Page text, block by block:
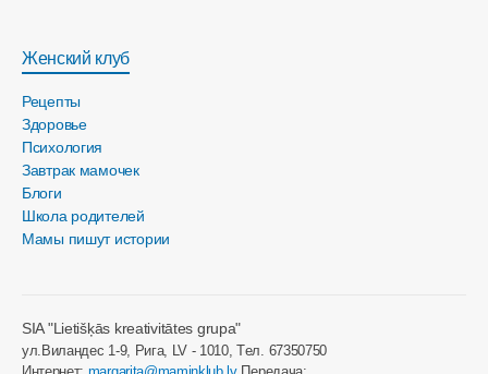
Женский клуб
Рецепты
Здоровье
Психология
Завтрак мамочек
Блоги
Школа родителей
Мамы пишут истории
SIA "Lietišķās kreativitātes grupa"
ул.Виландес 1-9, Рига, LV - 1010, Tел. 67350750